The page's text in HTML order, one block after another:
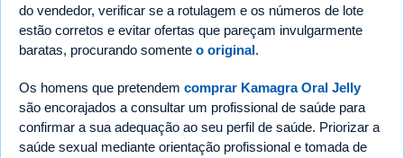
do vendedor, verificar se a rotulagem e os números de lote
estão corretos e evitar ofertas que pareçam invulgarmente
baratas, procurando somente o original.
Os homens que pretendem comprar Kamagra Oral Jelly
são encorajados a consultar um profissional de saúde para
confirmar a sua adequação ao seu perfil de saúde. Priorizar a
saúde sexual mediante orientação profissional e tomada de